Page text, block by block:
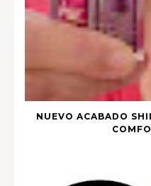
NUEVO ACABADO